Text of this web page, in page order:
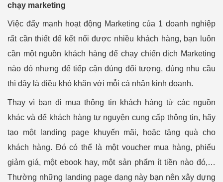
chạy marketing
Việc đẩy mạnh hoạt động Marketing của 1 doanh nghiệp
rất cần thiết để kết nối được nhiều khách hàng, bạn luôn
cần một nguồn khách hàng để chạy chiến dịch Marketing
nào đó nhưng để tiếp cận đúng đối tượng, đúng nhu cầu
thì đây là điều khó khăn với mỗi cá nhân kinh doanh.
Thay vì bạn đi mua thông tin khách hàng từ các nguồn
khác và để khách hàng tự nguyện cung cấp thông tin, hãy
tạo một landing page khuyến mãi, hoặc tặng quà cho
khách hàng. Đó có thể là một voucher mua hàng, phiếu
giảm giá, một ebook hay, một sản phẩm ít tiền nào đó,…
Thường những landing page dạng này bạn nên xây dựng